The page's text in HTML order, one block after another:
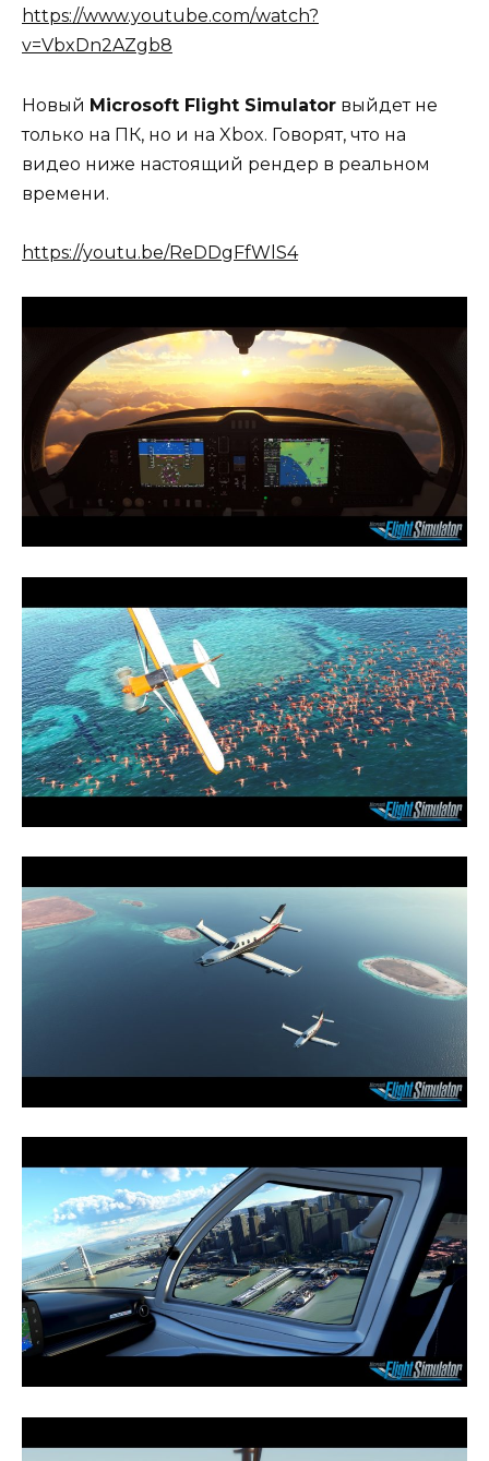
https://www.youtube.com/watch?
v=VbxDn2AZgb8
Новый Microsoft Flight Simulator выйдет не
только на ПК, но и на Xbox. Говорят, что на
видео ниже настоящий рендер в реальном
времени.
https://youtu.be/ReDDgFfWlS4